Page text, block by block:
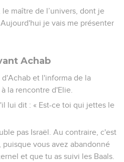
en vidéo pour le moment.
ce qu'avait fait Elie et la
tous les prophètes.
à Elie pour lui dire :
la plus grande sévérité, si
te fais pas ce que tu leur as
pour sauver sa vie. Il arriva
à Juda, et il y laissa